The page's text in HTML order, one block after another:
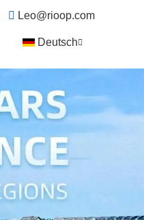
Leo@rioop.com
Deutsch